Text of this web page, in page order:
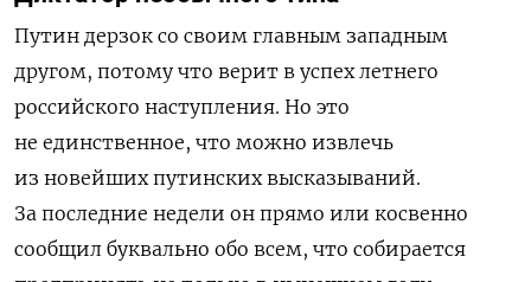
Путин дерзок со своим главным западным
другом, потому что верит в успех летнего
российского наступления. Но это
не единственное, что можно извлечь
из новейших путинских высказываний.
За последние недели он прямо или косвенно
сообщил буквально обо всем, что собирается